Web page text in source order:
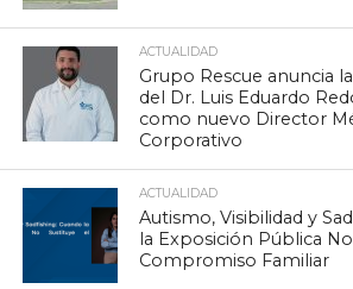
ACTUALIDAD
Grupo Rescue anuncia
del Dr. Luis Eduardo
como nuevo Director
Corporativo
ACTUALIDAD
Autismo, Visibilidad y
la Exposición Pública
Compromiso Familiar